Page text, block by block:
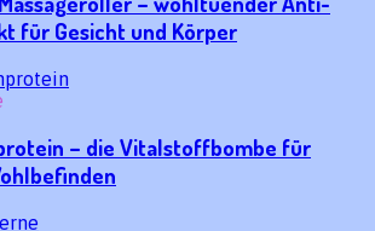
für Gesicht und Körper
– die Vitalstoffbombe für